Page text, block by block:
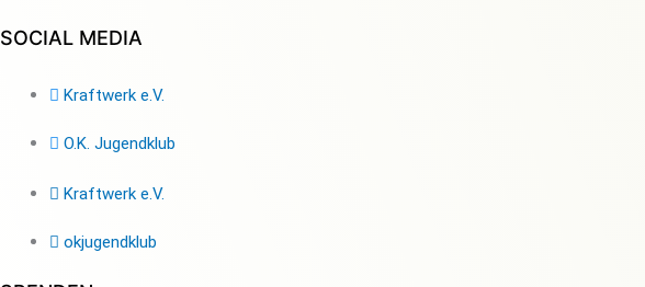
SOCIAL MEDIA
Kraftwerk e.V.
O.K. Jugendklub
Kraftwerk e.V.
okjugendklub